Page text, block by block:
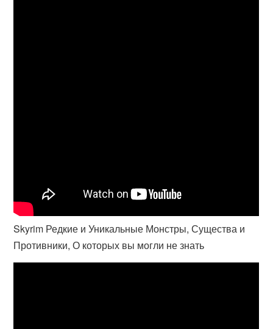
Skyrim Редкие и Уникальные Монстры, Существа и
Противники, О которых вы могли не знать